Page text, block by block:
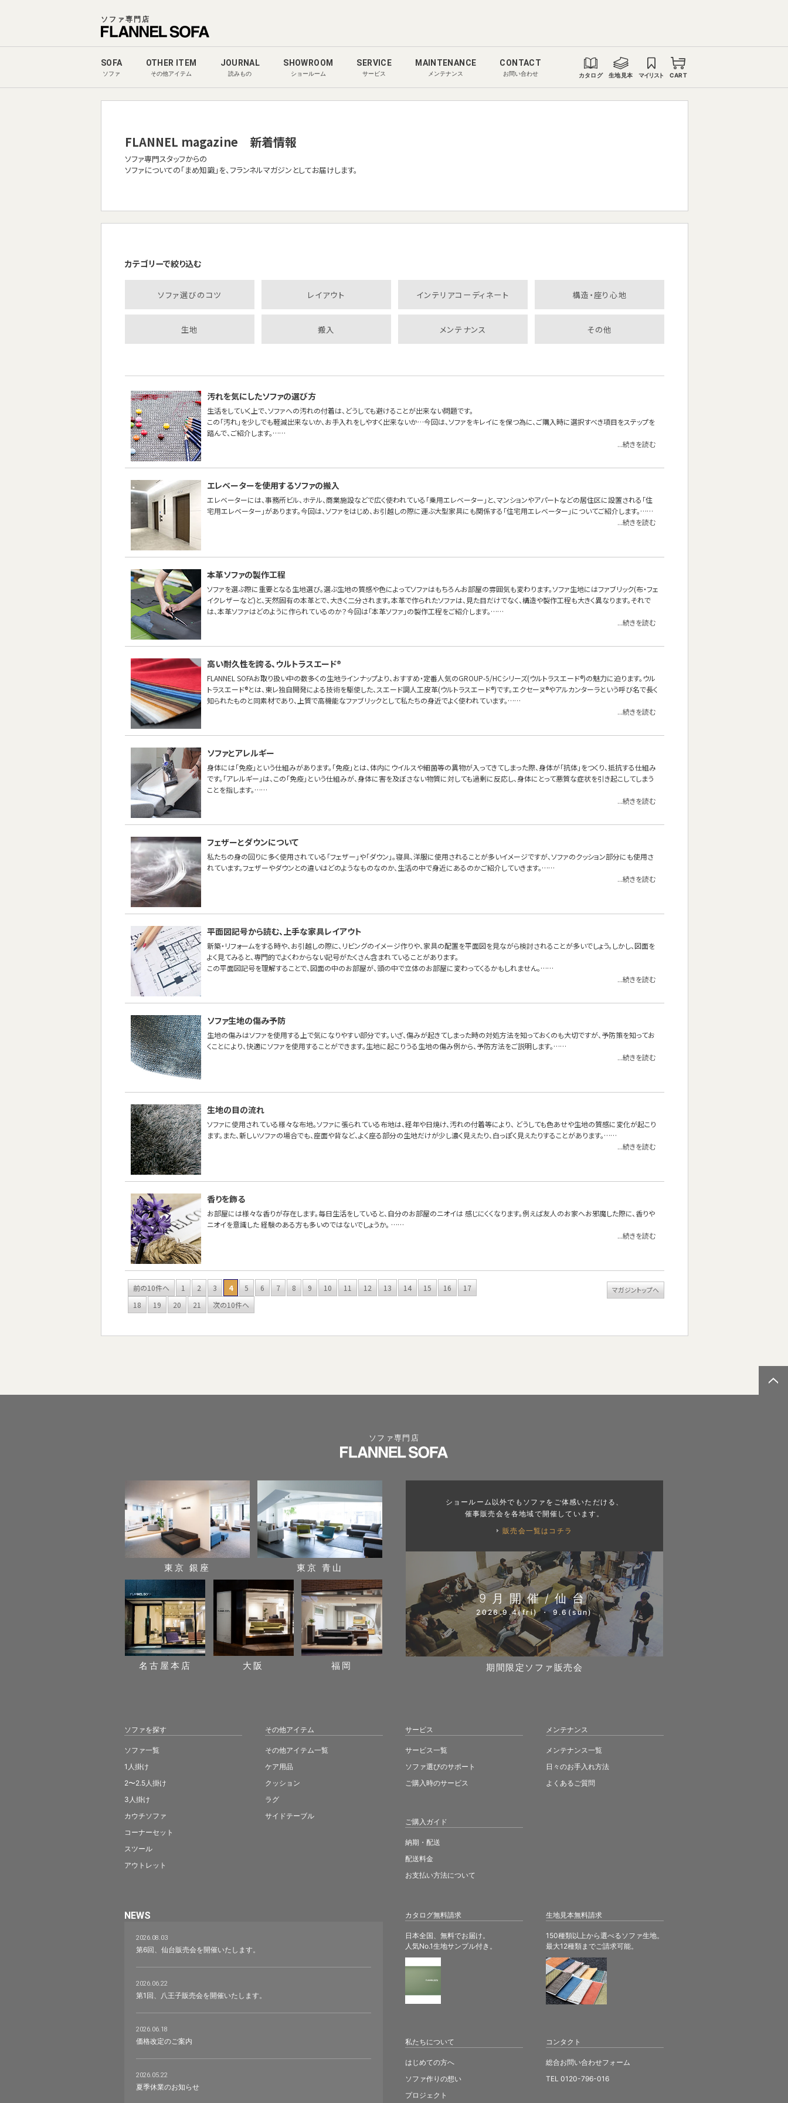
ソファ専門店
SOFA
ソファ
OTHER ITEM
その他アイテム
JOURNAL
読みもの
SHOWROOM
ショールーム
SERVICE
サービス
MAINTENANCE
メンテナンス
CONTACT
お問い合わせ カタログ 生地見本 マイリスト CART
FLANNEL magazine 新着情報
ソファ専門スタッフからの
ソファについての「まめ知識」を、フランネルマガジンとしてお届けします。
カテゴリーで絞り込む
ソファ選びのコツ レイアウト インテリアコーディネート 構造・座り心地
生地 搬入 メンテナンス その他
汚れを気にしたソファの選び方
生活をしていく上で、ソファへの汚れの付着は、どうしても避けることが出来ない問題です。
この「汚れ」を少しでも軽減出来ないか、お手入れをしやすく出来ないか…今回は、ソファをキレイにを保つ為に、ご購入時に選択すべき項目をステップを
踏んで、ご紹介します。……
...続きを読む
エレベーターを使用するソファの搬入
エレベーターには、事務所ビル、ホテル、商業施設などで広く使われている「乗用エレベーター」と、マンションやアパートなどの居住区に設置される「住
宅用エレベーター」があります。今回は、ソファをはじめ、お引越しの際に運ぶ大型家具にも関係する「住宅用エレベーター」についてご紹介します。……
...続きを読む
本革ソファの製作工程
ソファを選ぶ際に重要となる生地選び。選ぶ生地の質感や色によってソファはもちろんお部屋の雰囲気も変わります。ソファ生地にはファブリック(布・フェ
イクレザーなど)と、天然固有の本革とで、大きく二分されます。本革で作られたソファは、見た目だけでなく、構造や製作工程も大きく異なります。それで
は、本革ソファはどのように作られているのか？今回は「本革ソファ」の製作工程をご紹介します。……
...続きを読む
高い耐久性を誇る、ウルトラスエード®
FLANNEL SOFAお取り扱い中の数多くの生地ラインナップより、おすすめ・定番人気のGROUP-5/HCシリーズ(ウルトラスエード®)の魅力に迫ります。ウル
トラスエード®とは、東レ独自開発による技術を駆使した、スエード調人工皮革(ウルトラスエード®)です。エクセーヌ®やアルカンターラという呼び名で長く
知られたものと同素材であり、上質で高機能なファブリックとして私たちの身近でよく使われています。……
...続きを読む
ソファとアレルギー
身体には「免疫」という仕組みがあります。「免疫」とは、体内にウイルスや細菌等の異物が入ってきてしまった際、身体が「抗体」をつくり、抵抗する仕組み
です。「アレルギー」は、この「免疫」という仕組みが、身体に害を及ぼさない物質に対しても過剰に反応し、身体にとって悪質な症状を引き起こしてしまう
ことを指します。……
...続きを読む
フェザーとダウンについて
私たちの身の回りに多く使用されている「フェザー」や「ダウン」。寝具、洋服に使用されることが多いイメージですが、ソファのクッション部分にも使用さ
れています。フェザーやダウンとの違いはどのようなものなのか、生活の中で身近にあるのかご紹介していきます。……
...続きを読む
平面図記号から読む、上手な家具レイアウト
新築・リフォームをする時や、お引越しの際に、リビングのイメージ作りや、家具の配置を平面図を見ながら検討されることが多いでしょう。しかし、図面を
よく見てみると、専門的でよくわからない記号がたくさん含まれていることがあります。
この平面図記号を理解することで、図面の中のお部屋が、頭の中で立体のお部屋に変わってくるかもしれません。……
...続きを読む
ソファ生地の傷み予防
生地の傷みはソファを使用する上で気になりやすい部分です。いざ、傷みが起きてしまった時の対処方法を知っておくのも大切ですが、予防策を知ってお
くことにより、快適にソファを使用することができます。生地に起こりうる生地の傷み例から、予防方法をご説明します。……
...続きを読む
生地の目の流れ
ソファに使用されている様々な布地。ソファに張られている布地は、経年や日焼け、汚れの付着等により、 どうしても色あせや生地の質感に変化が起こり
ます。また、新しいソファの場合でも、座面や背など、よく座る部分の生地だけが少し濃く見えたり、白っぽく見えたりすることがあります。……
...続きを読む
香りを飾る
お部屋には様々な香りが存在します。毎日生活をしていると、自分のお部屋のニオイは 感じにくくなります。例えば友人のお家へお邪魔した際に、香りや
ニオイを意識した 経験のある方も多いのではないでしょうか。 ……
...続きを読む
前の10件へ 1 2 3 4 5 6 7 8 9 10 11 12 13 14 15 16
17
18
19 20 21 次の10件へ
マガジントップへ
ソファ専門店
カタログ無料請求
日本全国、無料でお届け。
人気No.1生地サンプル付き。
生地見本無料請求
150種類以上から選べるソファ生地。
最大12種類までご請求可能。
東京 銀座 東京 青山
名古屋本店 大阪 福岡
ショールーム以外でもソファをご体感いただける、
催事販売会を各地域で開催しています。
販売会一覧はコチラ
9月開催/仙台
2026.9.4(fri) ・ 9.6(sun)
期間限定ソファ販売会
ソファを探す
ソファ一覧
1人掛け
2〜2.5人掛け
3人掛け
カウチソファ
コーナーセット
スツール
アウトレット
その他アイテム
その他アイテム一覧
ケア用品
クッション
ラグ
サイドテーブル
サービス
サービス一覧
ソファ選びのサポート
ご購入時のサービス
ご購入ガイド
納期・配送
配送料金
お支払い方法について
メンテナンス
メンテナンス一覧
日々のお手入れ方法
よくあるご質問
NEWS
2026.08.03
第6回、仙台販売会を開催いたします。
2026.06.22
第1回、八王子販売会を開催いたします。
2026.06.18
価格改定のご案内
2026.05.22
夏季休業のお知らせ
私たちについて
はじめての方へ
ソファ作りの想い
プロジェクト
コンタクト
総合お問い合わせフォーム
TEL 0120-796-016